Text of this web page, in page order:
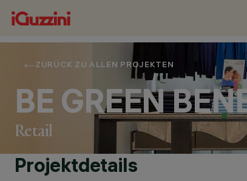
ZURÜCK ZU ALLEN PROJEKTEN
BE GREEN
Retail
Projektdetails